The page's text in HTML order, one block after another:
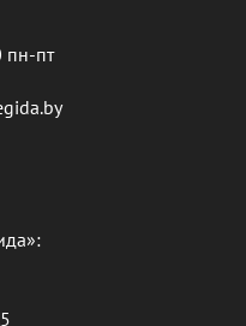
пн-пт